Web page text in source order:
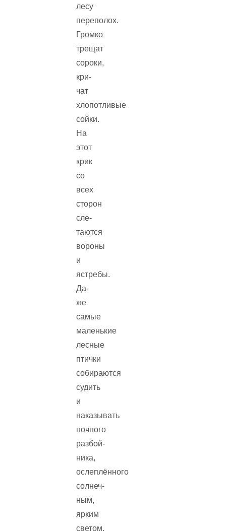
лесу
переполох.
Громко
трещат
сороки,
кри­
чат
хлопотливые
сойки.
На
этот
крик
со
всех
сторон
сле­
таются
вороны
и
ястребы.
Да­
же
самые
маленькие
лесные
птички
собираются
судить
и
наказывать
ночного
разбой­
ника,
ослеплённого
солнеч­
ным,
ярким
светом.